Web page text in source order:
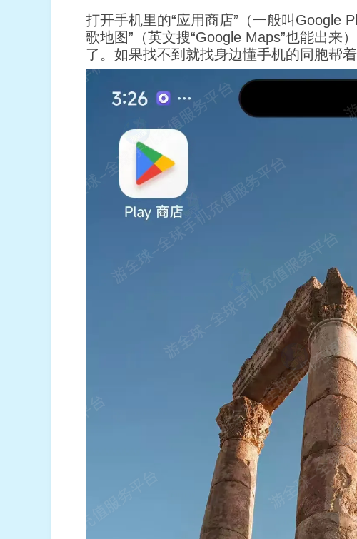
打开手机里的“应用商店”（一般叫Google
歌地图”（英文搜“Google Maps”也能出来
了。如果找不到就找身边懂手机的同胞帮着